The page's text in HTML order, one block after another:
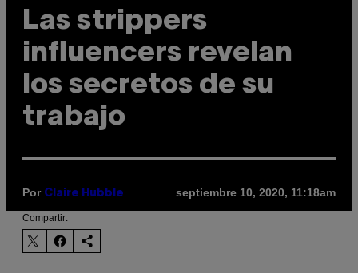
Las strippers
influencers revelan
los secretos de su
trabajo
Por Claire Hubble septiembre 10, 2020, 11:18am
Compartir: